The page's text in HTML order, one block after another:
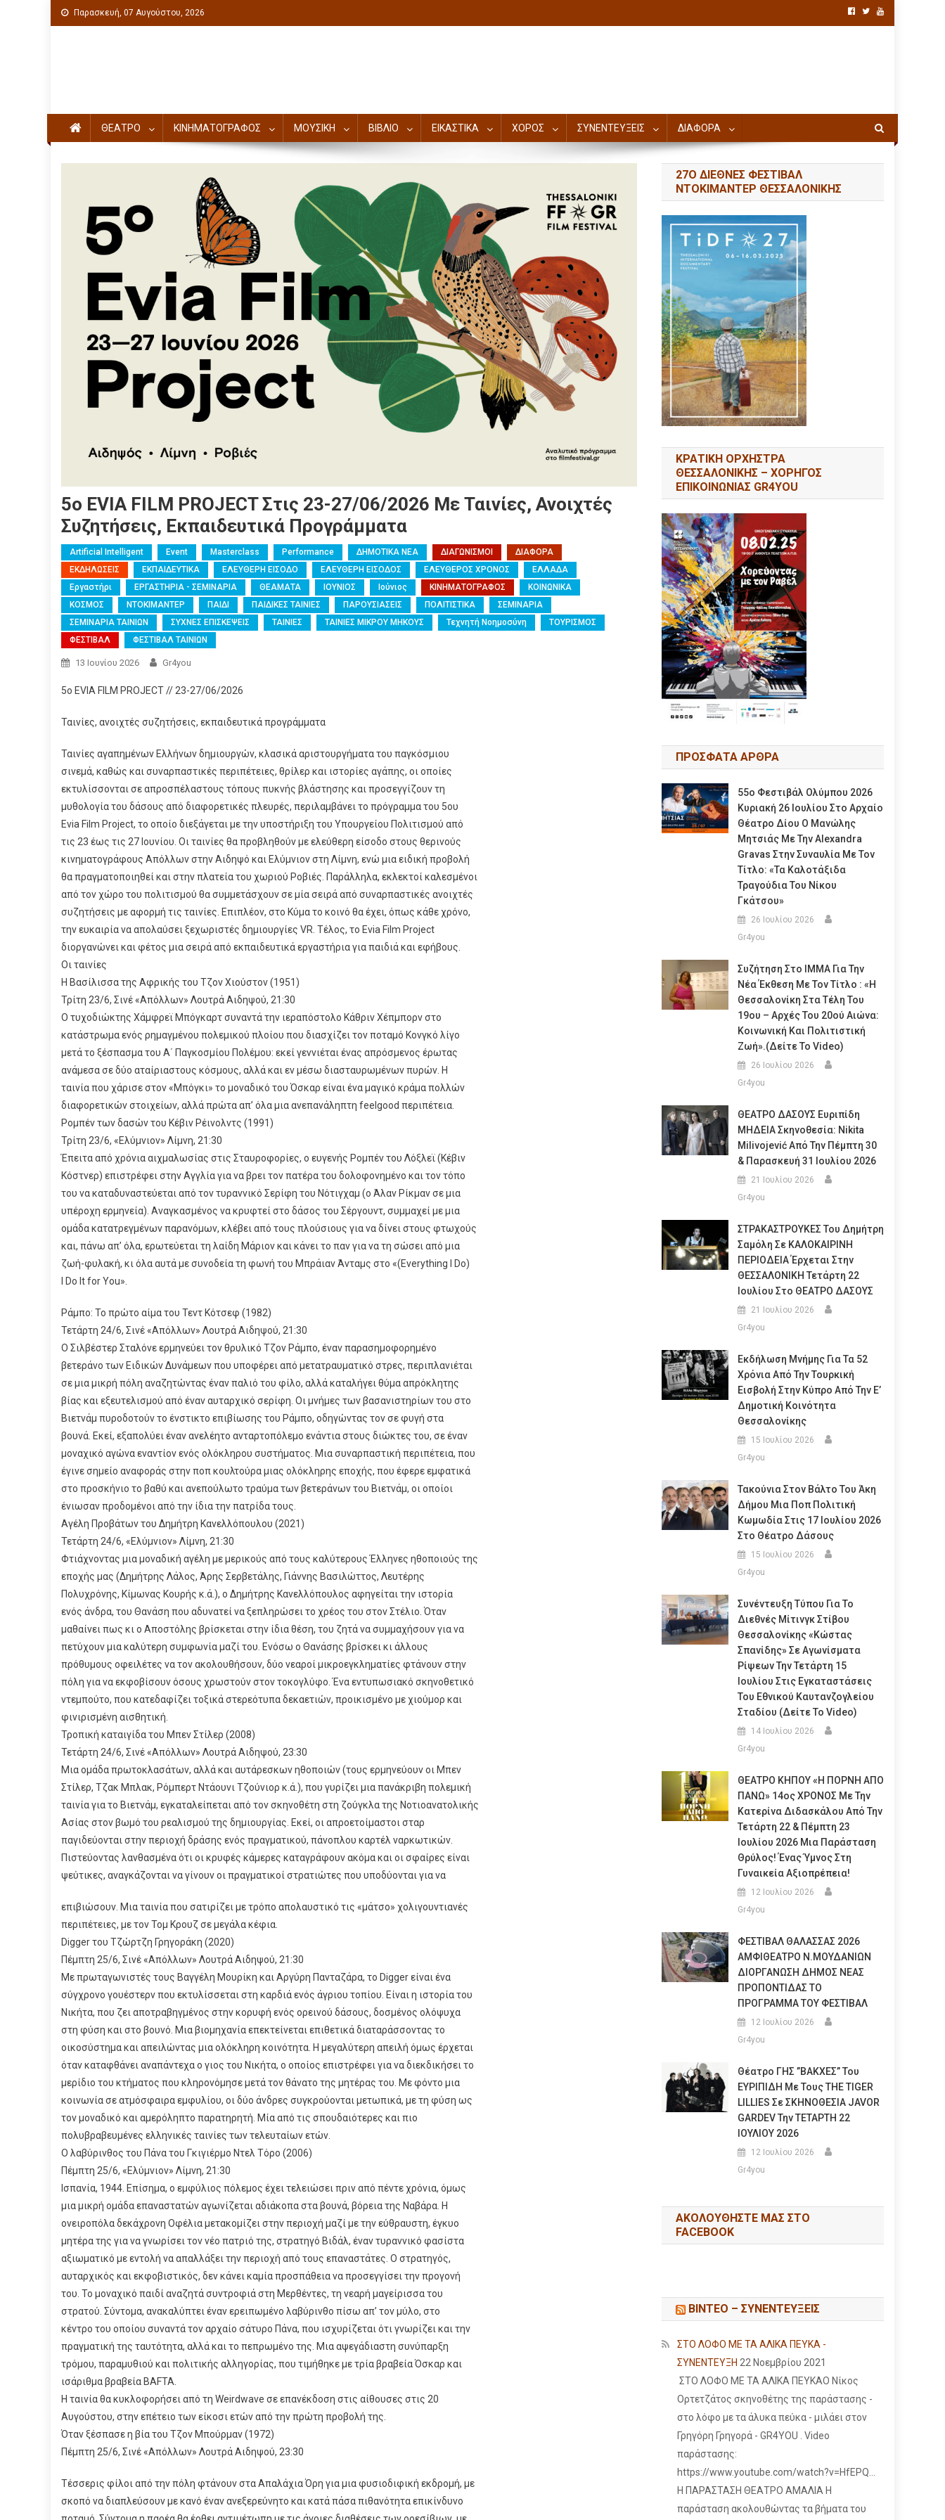
Παρασκευή, 07 Αυγούστου, 2026
ΘΕΑΤΡΟ ΚΙΝΗΜΑΤΟΓΡΑΦΟΣ ΜΟΥΣΙΚΗ ΒΙΒΛΙΟ ΕΙΚΑΣΤΙΚΑ ΧΟΡΟΣ ΣΥΝΕΝΤΕΥΞΕΙΣ ΔΙΑΦΟΡΑ
5ο EVIA FILM PROJECT Στις 23-27/06/2026 Με Ταινίες, Ανοιχτές
Συζητήσεις, Εκπαιδευτικά Προγράμματα
Artificial Intelligent Event Masterclass Performance ΔΗΜΟΤΙΚΑ ΝΕΑ ΔΙΑΓΩΝΙΣΜΟΙ
ΔΙΑΦΟΡΑ
ΕΚΔΗΛΩΣΕΙΣ
ΕΚΠΑΙΔΕΥΤΙΚΑ ΕΛΕΥΘΕΡΗ ΕΙΣΟΔΟ ΕΛΕΥΘΕΡΗ ΕΙΣΟΔΟΣ ΕΛΕΥΘΕΡΟΣ ΧΡΟΝΟΣ
ΕΛΛΑΔΑ
Εργαστήρι
ΕΡΓΑΣΤΗΡΙΑ - ΣΕΜΙΝΑΡΙΑ ΘΕΑΜΑΤΑ ΙΟΥΝΙΟΣ Ιούνιος ΚΙΝΗΜΑΤΟΓΡΑΦΟΣ
ΚΟΙΝΩΝΙΚΑ
ΚΟΣΜΟΣ
ΝΤΟΚΙΜΑΝΤΕΡ ΠΑΙΔΙ ΠΑΙΔΙΚΕΣ ΤΑΙΝΙΕΣ ΠΑΡΟΥΣΙΑΣΕΙΣ ΠΟΛΙΤΙΣΤΙΚΑ
ΣΕΜΙΝΑΡΙΑ
ΣΕΜΙΝΑΡΙΑ ΤΑΙΝΙΩΝ
ΣΥΧΝΕΣ ΕΠΙΣΚΕΨΕΙΣ ΤΑΙΝΙΕΣ ΤΑΙΝΙΕΣ ΜΙΚΡΟΥ ΜΗΚΟΥΣ Τεχνητή Νοημοσύνη
ΤΟΥΡΙΣΜΟΣ
ΦΕΣΤΙΒΑΛ
ΦΕΣΤΙΒΑΛ ΤΑΙΝΙΩΝ
13 Ιουνίου 2026 Gr4you
5ο EVIA FILM PROJECT // 23-27/06/2026
Ταινίες, ανοιχτές συζητήσεις, εκπαιδευτικά προγράμματα
Ταινίες αγαπημένων Ελλήνων δημιουργών, κλασικά αριστουργήματα του παγκόσμιου
σινεμά, καθώς και συναρπαστικές περιπέτειες, θρίλερ και ιστορίες αγάπης, οι οποίες
εκτυλίσσονται σε απροσπέλαστους τόπους πυκνής βλάστησης και προσεγγίζουν τη
μυθολογία του δάσους από διαφορετικές πλευρές, περιλαμβάνει το πρόγραμμα του 5ου
Evia Film Project, το οποίο διεξάγεται με την υποστήριξη του Υπουργείου Πολιτισμού από
τις 23 έως τις 27 Ιουνίου. Οι ταινίες θα προβληθούν με ελεύθερη είσοδο στους θερινούς
κινηματογράφους Απόλλων στην Αιδηψό και Ελύμνιον στη Λίμνη, ενώ μια ειδική προβολή
θα πραγματοποιηθεί και στην πλατεία του χωριού Ροβιές. Παράλληλα, εκλεκτοί καλεσμένοι
από τον χώρο του πολιτισμού θα συμμετάσχουν σε μία σειρά από συναρπαστικές ανοιχτές
συζητήσεις με αφορμή τις ταινίες. Επιπλέον, στο Κύμα το κοινό θα έχει, όπως κάθε χρόνο,
την ευκαιρία να απολαύσει ξεχωριστές δημιουργίες VR. Τέλος, το Evia Film Project
διοργανώνει και φέτος μια σειρά από εκπαιδευτικά εργαστήρια για παιδιά και εφήβους.
Οι ταινίες
Η Βασίλισσα της Αφρικής του Τζον Χιούστον (1951)
Τρίτη 23/6, Σινέ «Απόλλων» Λουτρά Αιδηψού, 21:30
Ο τυχοδιώκτης Χάμφρεϊ Μπόγκαρτ συναντά την ιεραπόστολο Κάθριν Χέπμπορν στο
κατάστρωμα ενός ρημαγμένου πολεμικού πλοίου που διασχίζει τον ποταμό Κονγκό λίγο
μετά το ξέσπασμα του Α΄ Παγκοσμίου Πολέμου: εκεί γεννιέται ένας απρόσμενος έρωτας
ανάμεσα σε δύο αταίριαστους κόσμους, αλλά και εν μέσω διασταυρωμένων πυρών. Η
ταινία που χάρισε στον «Μπόγκι» το μοναδικό του Όσκαρ είναι ένα μαγικό κράμα πολλών
διαφορετικών στοιχείων, αλλά πρώτα απ’ όλα μια ανεπανάληπτη feelgood περιπέτεια.
Ρομπέν των δασών του Κέβιν Ρέινολντς (1991)
Τρίτη 23/6, «Ελύμνιον» Λίμνη, 21:30
Έπειτα από χρόνια αιχμαλωσίας στις Σταυροφορίες, ο ευγενής Ρομπέν του Λόξλεϊ (Κέβιν
Κόστνερ) επιστρέφει στην Αγγλία για να βρει τον πατέρα του δολοφονημένο και τον τόπο
του να καταδυναστεύεται από τον τυραννικό Σερίφη του Νότιγχαμ (ο Άλαν Ρίκμαν σε μια
υπέροχη ερμηνεία). Αναγκασμένος να κρυφτεί στο δάσος του Σέργουντ, συμμαχεί με μια
ομάδα κατατρεγμένων παρανόμων, κλέβει από τους πλούσιους για να δίνει στους φτωχούς
και, πάνω απ’ όλα, ερωτεύεται τη λαίδη Μάριον και κάνει το παν για να τη σώσει από μια
ζωή-φυλακή, κι όλα αυτά με συνοδεία τη φωνή του Μπράιαν Άνταμς στο «(Everything I Do)
I Do It for You».
Ράμπο: Το πρώτο αίμα του Τεντ Κότσεφ (1982)
Τετάρτη 24/6, Σινέ «Απόλλων» Λουτρά Αιδηψού, 21:30
Ο Σιλβέστερ Σταλόνε ερμηνεύει τον θρυλικό Τζον Ράμπο, έναν παρασημοφορημένο
βετεράνο των Ειδικών Δυνάμεων που υποφέρει από μετατραυματικό στρες, περιπλανιέται
σε μια μικρή πόλη αναζητώντας έναν παλιό του φίλο, αλλά καταλήγει θύμα απρόκλητης
βίας και εξευτελισμού από έναν αυταρχικό σερίφη. Οι μνήμες των βασανιστηρίων του στο
Βιετνάμ πυροδοτούν το ένστικτο επιβίωσης του Ράμπο, οδηγώντας τον σε φυγή στα
βουνά. Εκεί, εξαπολύει έναν ανελέητο ανταρτοπόλεμο ενάντια στους διώκτες του, σε έναν
μοναχικό αγώνα εναντίον ενός ολόκληρου συστήματος. Μια συναρπαστική περιπέτεια, που
έγινε σημείο αναφοράς στην ποπ κουλτούρα μιας ολόκληρης εποχής, που έφερε εμφατικά
στο προσκήνιο το βαθύ και ανεπούλωτο τραύμα των βετεράνων του Βιετνάμ, οι οποίοι
ένιωσαν προδομένοι από την ίδια την πατρίδα τους.
Αγέλη Προβάτων του Δημήτρη Κανελλόπουλου (2021)
Τετάρτη 24/6, «Ελύμνιον» Λίμνη, 21:30
Φτιάχνοντας μια μοναδική αγέλη με μερικούς από τους καλύτερους Έλληνες ηθοποιούς της
εποχής μας (Δημήτρης Λάλος, Άρης Σερβετάλης, Γιάννης Βασιλώττος, Λευτέρης
Πολυχρόνης, Κίμωνας Κουρής κ.ά.), ο Δημήτρης Κανελλόπουλος αφηγείται την ιστορία
ενός άνδρα, του Θανάση που αδυνατεί να ξεπληρώσει το χρέος του στον Στέλιο. Όταν
μαθαίνει πως κι ο Αποστόλης βρίσκεται στην ίδια θέση, του ζητά να συμμαχήσουν για να
πετύχουν μια καλύτερη συμφωνία μαζί του. Ενόσω ο Θανάσης βρίσκει κι άλλους
πρόθυμους οφειλέτες να τον ακολουθήσουν, δύο νεαροί μικροεγκληματίες φτάνουν στην
πόλη για να εκφοβίσουν όσους χρωστούν στον τοκογλύφο. Ένα εντυπωσιακό σκηνοθετικό
ντεμπούτο, που κατεδαφίζει τοξικά στερεότυπα δεκαετιών, προικισμένο με χιούμορ και
φινιρισμένη αισθητική.
Τροπική καταιγίδα του Μπεν Στίλερ (2008)
Τετάρτη 24/6, Σινέ «Απόλλων» Λουτρά Αιδηψού, 23:30
Μια ομάδα πρωτοκλασάτων, αλλά και αυτάρεσκων ηθοποιών (τους ερμηνεύουν οι Μπεν
Στίλερ, Τζακ Μπλακ, Ρόμπερτ Ντάουνι Τζούνιορ κ.ά.), που γυρίζει μια πανάκριβη πολεμική
ταινία για το Βιετνάμ, εγκαταλείπεται από τον σκηνοθέτη στη ζούγκλα της Νοτιοανατολικής
Ασίας στον βωμό του ρεαλισμού της δημιουργίας. Εκεί, οι απροετοίμαστοι σταρ
παγιδεύονται στην περιοχή δράσης ενός πραγματικού, πάνοπλου καρτέλ ναρκωτικών.
Πιστεύοντας λανθασμένα ότι οι κρυφές κάμερες καταγράφουν ακόμα και οι σφαίρες είναι
ψεύτικες, αναγκάζονται να γίνουν οι πραγματικοί στρατιώτες που υποδύονται για να
επιβιώσουν. Μια ταινία που σατιρίζει με τρόπο απολαυστικό τις «μάτσο» χολιγουντιανές
περιπέτειες, με τον Τομ Κρουζ σε μεγάλα κέφια.
Digger του Τζώρτζη Γρηγοράκη (2020)
Πέμπτη 25/6, Σινέ «Απόλλων» Λουτρά Αιδηψού, 21:30
Με πρωταγωνιστές τους Βαγγέλη Μουρίκη και Αργύρη Πανταζάρα, το Digger είναι ένα
σύγχρονο γουέστερν που εκτυλίσσεται στη καρδιά ενός άγριου τοπίου. Είναι η ιστορία του
Νικήτα, που ζει αποτραβηγμένος στην κορυφή ενός ορεινού δάσους, δοσμένος ολόψυχα
στη φύση και στο βουνό. Μια βιομηχανία επεκτείνεται επιθετικά διαταράσσοντας το
οικοσύστημα και απειλώντας μια ολόκληρη κοινότητα. Η μεγαλύτερη απειλή όμως έρχεται
όταν καταφθάνει αναπάντεχα ο γιος του Νικήτα, ο οποίος επιστρέφει για να διεκδικήσει το
μερίδιο του κτήματος που κληρονόμησε μετά τον θάνατο της μητέρας του. Με φόντο μια
κοινωνία σε ατμόσφαιρα εμφυλίου, οι δύο άνδρες συγκρούονται μετωπικά, με τη φύση ως
τον μοναδικό και αμερόληπτο παρατηρητή. Μία από τις σπουδαιότερες και πιο
πολυβραβευμένες ελληνικές ταινίες των τελευταίων ετών.
Ο λαβύρινθος του Πάνα του Γκιγιέρμο Ντελ Τόρο (2006)
Πέμπτη 25/6, «Ελύμνιον» Λίμνη, 21:30
Ισπανία, 1944. Επίσημα, ο εμφύλιος πόλεμος έχει τελειώσει πριν από πέντε χρόνια, όμως
μια μικρή ομάδα επαναστατών αγωνίζεται αδιάκοπα στα βουνά, βόρεια της Ναβάρα. Η
ονειροπόλα δεκάχρονη Οφέλια μετακομίζει στην περιοχή μαζί με την εύθραυστη, έγκυο
μητέρα της για να γνωρίσει τον νέο πατριό της, στρατηγό Βιδάλ, έναν τυραννικό φασίστα
αξιωματικό με εντολή να απαλλάξει την περιοχή από τους επαναστάτες. Ο στρατηγός,
αυταρχικός και εκφοβιστικός, δεν κάνει καμία προσπάθεια να προσεγγίσει την προγονή
του. Το μοναχικό παιδί αναζητά συντροφιά στη Μερθέντες, τη νεαρή μαγείρισσα του
στρατού. Σύντομα, ανακαλύπτει έναν ερειπωμένο λαβύρινθο πίσω απ’ τον μύλο, στο
κέντρο του οποίου συναντά τον αρχαίο σάτυρο Πάνα, που ισχυρίζεται ότι γνωρίζει και την
πραγματική της ταυτότητα, αλλά και το πεπρωμένο της. Μια αψεγάδιαστη συνύπαρξη
τρόμου, παραμυθιού και πολιτικής αλληγορίας, που τιμήθηκε με τρία βραβεία Όσκαρ και
ισάριθμα βραβεία BAFTA.
H ταινία θα κυκλοφορήσει από τη Weirdwave σε επανέκδοση στις αίθουσες στις 20
Αυγούστου, στην επέτειο των είκοσι ετών από την πρώτη προβολή της.
Όταν ξέσπασε η βία του Τζον Μπούρμαν (1972)
Πέμπτη 25/6, Σινέ «Απόλλων» Λουτρά Αιδηψού, 23:30
Tέσσερις φίλοι από την πόλη φτάνουν στα Απαλάχια Όρη για μια φυσιοδιφική εκδρομή, με
σκοπό να διαπλεύσουν με κανό έναν ανεξερεύνητο και κατά πάσα πιθανότητα επικίνδυνο
27Ο ΔΙΕΘΝΕΣ ΦΕΣΤΙΒΑΛ
ΝΤΟΚΙΜΑΝΤΕΡ ΘΕΣΣΑΛΟΝΙΚΗΣ
ΚΡΑΤΙΚΗ ΟΡΧΗΣΤΡΑ
ΘΕΣΣΑΛΟΝΙΚΗΣ – ΧΟΡΗΓΟΣ
ΕΠΙΚΟΙΝΩΝΙΑΣ GR4YOU
ΠΡΟΣΦΑΤΑ ΑΡΘΡΑ
55ο Φεστιβάλ Ολύμπου 2026
Κυριακή 26 Ιουλίου Στο Αρχαίο
Θέατρο Δίου Ο Μανώλης
Μητσιάς Με Την Alexandra
Gravas Στην Συναυλία Με Τον
Τίτλο: «τα Καλοτάξιδα
Τραγούδια Του Νίκου
Γκάτσου»
26 Ιουλίου 2026
Gr4you
Συζήτηση Στο ΙΜΜΑ Για Την
Νέα Έκθεση Με Τον Τίτλο : «Η
Θεσσαλονίκη Στα Τέλη Του
19ου – Αρχές Του 20ού Αιώνα:
Κοινωνική Και Πολιτιστική
Ζωή».(Δείτε Το Video)
26 Ιουλίου 2026
Gr4you
ΘΕΑΤΡΟ ΔΑΣΟΥΣ Ευριπίδη
ΜΗΔΕΙΑ Σκηνοθεσία: Nikita
Milivojević Από Την Πέμπτη 30
& Παρασκευή 31 Ιουλίου 2026
21 Ιουλίου 2026
Gr4you
ΣΤΡΑΚΑΣΤΡΟΥΚΕΣ Του Δημήτρη
Σαμόλη Σε ΚΑΛΟΚΑΙΡΙΝΗ
ΠΕΡΙΟΔΕΙΑ Έρχεται Στην
ΘΕΣΣΑΛΟΝΙΚΗ Τετάρτη 22
Ιουλίου Στο ΘΕΑΤΡΟ ΔΑΣΟΥΣ
21 Ιουλίου 2026
Gr4you
Εκδήλωση Μνήμης Για Τα 52
Χρόνια Από Την Τουρκική
Εισβολή Στην Κύπρο Από Την Ε’
Δημοτική Κοινότητα
Θεσσαλονίκης
15 Ιουλίου 2026
Gr4you
Τακούνια Στον Βάλτο Του Άκη
Δήμου Μια Ποπ Πολιτική
Κωμωδία Στις 17 Ιουλίου 2026
Στο Θέατρο Δάσους
15 Ιουλίου 2026
Gr4you
Συνέντευξη Τύπου Για Το
Διεθνές Μίτινγκ Στίβου
Θεσσαλονίκης «Κώστας
Σπανίδης» Σε Αγωνίσματα
Ρίψεων Την Τετάρτη 15
Ιουλίου Στις Εγκαταστάσεις
Του Εθνικού Καυτανζογλείου
Σταδίου (Δείτε Το Video)
14 Ιουλίου 2026
Gr4you
ΘΕΑΤΡΟ ΚΗΠΟΥ «Η ΠΟΡΝΗ ΑΠΟ
ΠΑΝΩ» 14ος ΧΡΟΝΟΣ Με Την
Κατερίνα Διδασκάλου Από Την
Τετάρτη 22 & Πέμπτη 23
Ιουλίου 2026 Μια Παράσταση
Θρύλος! Ένας Ύμνος Στη
Γυναικεία Αξιοπρέπεια!
12 Ιουλίου 2026
Gr4you
ΦΕΣΤΙΒΑΛ ΘΑΛΑΣΣΑΣ 2026
ΑΜΦΙΘΕΑΤΡΟ Ν.ΜΟΥΔΑΝΙΩΝ
ΔΙΟΡΓΑΝΩΣΗ ΔΗΜΟΣ ΝΕΑΣ
ΠΡΟΠΟΝΤΙΔΑΣ ΤΟ
ΠΡΟΓΡΑΜΜΑ ΤΟΥ ΦΕΣΤΙΒΑΛ
12 Ιουλίου 2026
Gr4you
Θέατρο ΓΗΣ ”ΒΑΚΧΕΣ” Του
ΕΥΡΙΠΙΔΗ Με Τους THE TIGER
LILLIES Σε ΣΚΗΝΟΘΕΣΙΑ JAVOR
GARDEV Την ΤΕΤΑΡΤΗ 22
ΙΟΥΛΙΟΥ 2026
12 Ιουλίου 2026
Gr4you
ΑΚΟΛΟΥΘΉΣΤΕ ΜΑΣ ΣΤΟ
FACEBOOK
ΒΙΝΤΕΟ – ΣΥΝΕΝΤΕΥΞΕΙΣ
ΣΤΟ ΛΟΦΟ ΜΕ ΤΑ ΑΛΙΚΑ ΠΕΥΚΑ -
ΣΥΝΕΝΤΕΥΞΗ 22 Νοεμβρίου 2021
ΣΤΟ ΛΟΦΟ ΜΕ ΤΑ ΑΛΙΚΑ ΠΕΥΚΑΟ Νίκος
Ορτετζάτος σκηνοθέτης της παράστασης -
στο λόφο με τα άλυκα πεύκα - μιλάει στον
Γρηγόρη Γρηγορά - GR4YOU . Video
παράστασης:
https://www.youtube.com/watch?v=HfEPQ...
Η ΠΑΡΑΣΤΑΣΗ ΘΕΑΤΡΟ ΑΜΑΛΙΑ Η
παράσταση ακολουθώντας τα βήματα του